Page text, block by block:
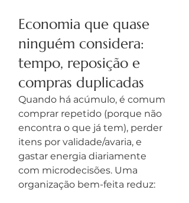
Economia que quase
ninguém considera:
tempo, reposição e
compras duplicadas
Quando há acúmulo, é comum
comprar repetido (porque não
encontra o que já tem), perder
itens por validade/avaria, e
gastar energia diariamente
com microdecisões. Uma
organização bem-feita reduz: